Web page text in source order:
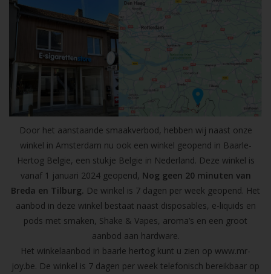
Door het aanstaande smaakverbod, hebben wij naast onze
winkel in Amsterdam nu ook een winkel geopend in Baarle-
Hertog Belgie, een stukje Belgie in Nederland. Deze winkel is
vanaf 1 januari 2024 geopend, Nog geen 20 minuten van
Breda en Tilburg. De winkel is 7 dagen per week geopend. Het
aanbod in deze winkel bestaat naast disposables, e-liquids en
pods met smaken, Shake & Vapes, aroma’s en een groot
aanbod aan hardware.
Het winkelaanbod in baarle hertog kunt u zien op www.mr-
joy.be. De winkel is 7 dagen per week telefonisch bereikbaar op